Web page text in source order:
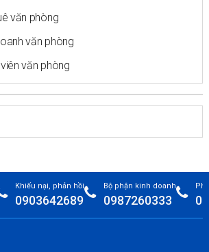
văn phòng
văn phòng
văn phòng
Khiếu nại, phản hồi
0903642689
Bộ phận kinh doanh
0987260333